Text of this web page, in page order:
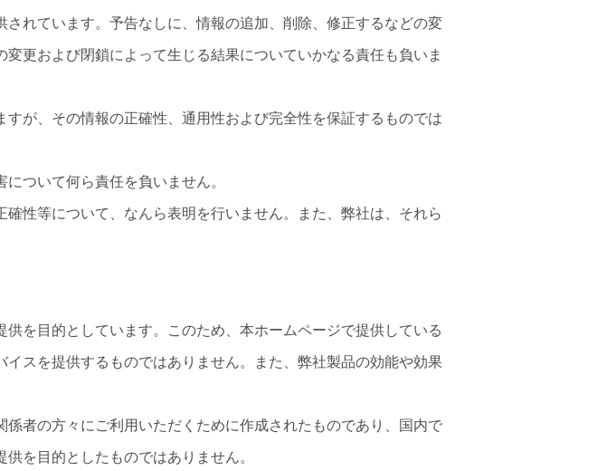
れています。予告なしに、情報の追加、削除、修正するなどの変
更および閉鎖によって生じる結果についていかなる責任も負いま
が、その情報の正確性、通用性および完全性を保証するものでは
ついて何ら責任を負いません。
性等について、なんら表明を行いません。また、弊社は、それら
を目的としています。このため、本ホームページで提供している
スを提供するものではありません。また、弊社製品の効能や効果
者の方々にご利用いただくために作成されたものであり、国内で
を目的としたものではありません。